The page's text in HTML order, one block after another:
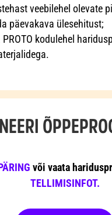
veebilehel olevate
päevakava ülesehitust;
kodulehel
või vaata
TELLIMISINFOT.